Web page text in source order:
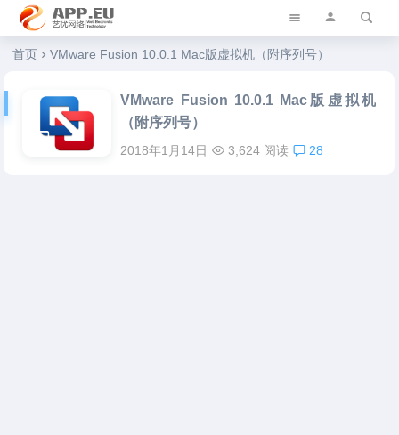
艺优软件乐园
首页 VMware Fusion 10.0.1 Mac版虚拟机（附序列号）
VMware Fusion 10.0.1 Mac版虚拟机
（附序列号）
2018年1月14日 3,624 阅读 28